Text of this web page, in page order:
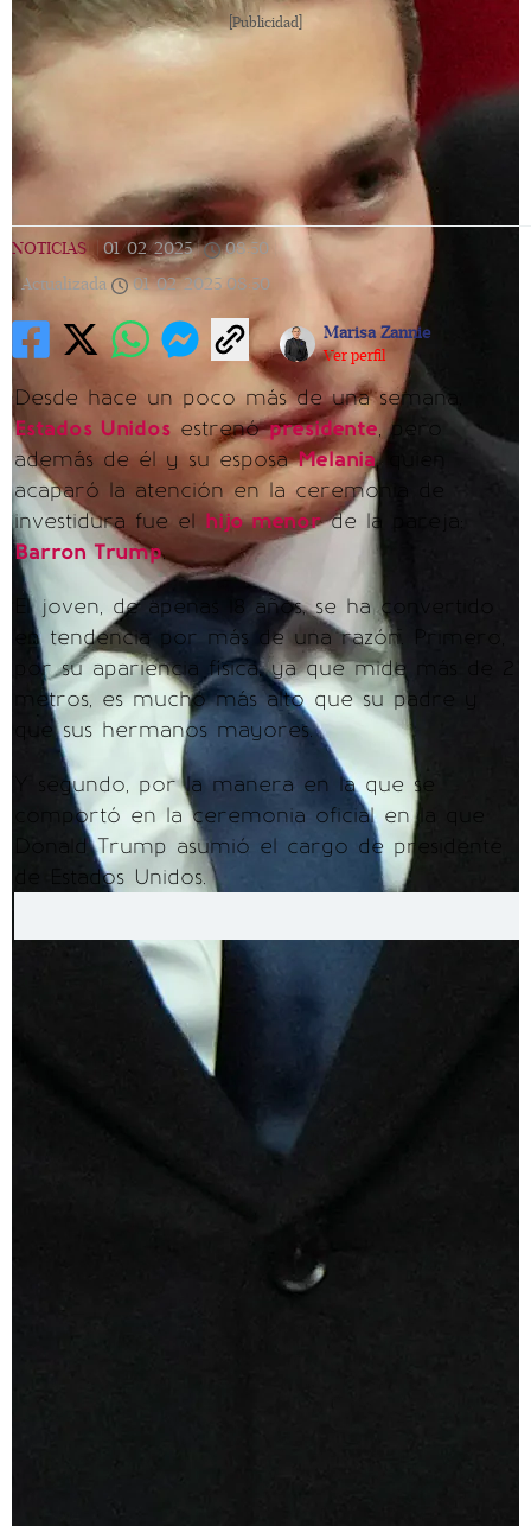
[Publicidad]
NOTICIAS 01/02/2025 | 08:50
Actualizada
01/02/2025 08:50
Marisa Zannie
Ver perfil
Desde hace un poco más de una semana,
Estados Unidos estrenópresidente, pero
además de él y su esposaMelania, quien
acaparó la atención en la ceremonia de
investidura fue el hijo menorde la pareja:
Barron Trump.
El joven, de apenas 18 años, se ha convertido
en tendencia por más de una razón. Primero,
por su apariencia física, ya que mide más de 2
metros, es mucho más alto que su padre y
que sus hermanos mayores.
Y segundo, por la manera en la que se
comportó en la ceremonia oficial en la que
Donald Trump asumió el cargo de presidente
de Estados Unidos.